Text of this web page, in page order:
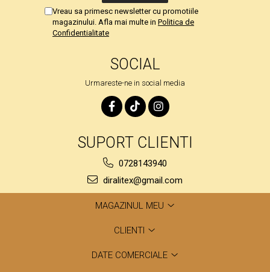
Vreau sa primesc newsletter cu promotiile
magazinului. Afla mai multe in Politica de
Confidentialitate
SOCIAL
Urmareste-ne in social media
SUPORT CLIENTI
0728143940
diralitex@gmail.com
MAGAZINUL MEU
CLIENTI
DATE COMERCIALE